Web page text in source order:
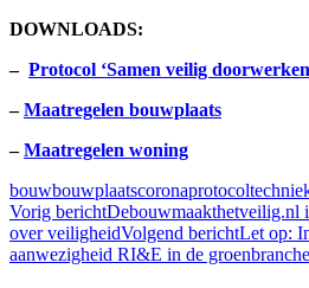
DOWNLOADS:
– Protocol ‘Samen veilig
–Maatregelen bouwplaats
–Maatregelen woning
bouwbouwplaatscoronaprotocol
Bericht
navigatie
Vorig berichtDebouwmaakthetveilig.nl
over veiligheidVolgend berichtLet op:
aanwezigheid RI&E in de groenbranche